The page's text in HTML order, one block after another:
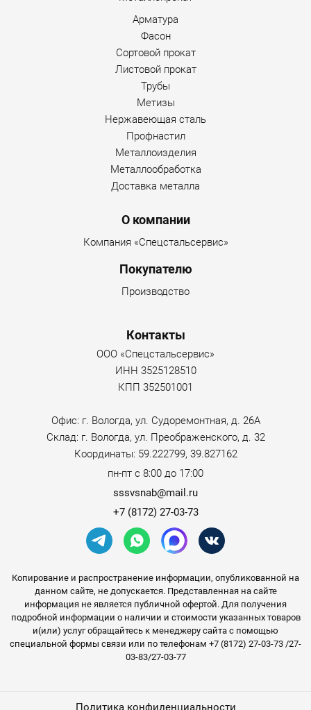
Арматура
Фасон
Сортовой прокат
Листовой прокат
Трубы
Метизы
Нержавеющая сталь
Профнастил
Металлоизделия
Металлообработка
Доставка металла
О компании
Компания «Спецстальсервис»
Покупателю
Производство
Контакты
ООО «Спецстальсервис»
ИНН 3525128510
КПП 352501001
Офис: г. Вологда, ул. Судоремонтная, д. 26А
Склад: г. Вологда, ул. Преображенского, д. 32
Координаты: 59.222799, 39.827162
пн-пт с 8:00 до 17:00
sssvsnab@mail.ru
+7 (8172) 27-03-73
Копирование и распространение информации, опубликованной на
данном сайте, не допускается. Представленная на сайте
информация не является публичной офертой. Для получения
подробной информации о наличии и стоимости указанных товаров
и(или) услуг обращайтесь к менеджеру сайта с помощью
специальной формы связи или по телефонам +7 (8172) 27-03-73 /27-
03-83/27-03-77
Политика конфиденциальности